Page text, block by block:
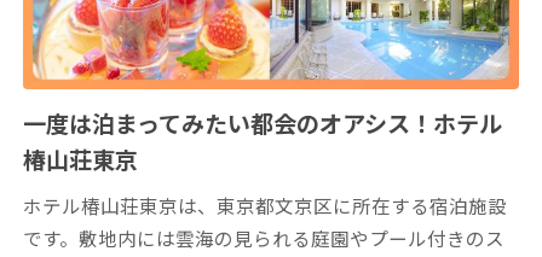
一度は泊まってみたい都会のオアシス！ホテル
椿山荘東京
ホテル椿山荘東京は、東京都文京区に所在する宿泊施設
です。敷地内には雲海の見られる庭園やプール付きのス